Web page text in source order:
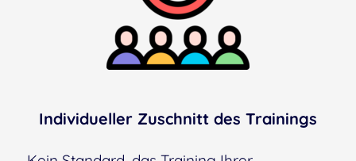
Individueller Zuschnitt des Trainings